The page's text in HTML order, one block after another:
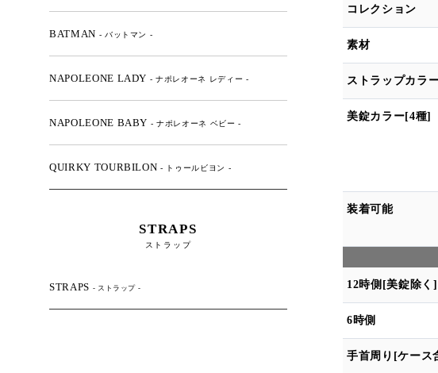
BATMAN - バットマン -
NAPOLEONE LADY - ナポレオーネ レディー -
NAPOLEONE BABY - ナポレオーネ ベビー -
QUIRKY TOURBILON- トゥールビヨン -
STRAPS
ストラップ
STRAPS - ストラップ -